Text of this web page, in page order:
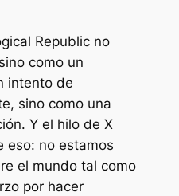
Republicno
como un
intento de
sino como una
Y el hilo de X
eso: no estamos
el mundo tal como
por hacer